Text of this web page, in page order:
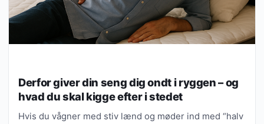
Derfor giver din seng dig ondt i ryggen – og
hvad du skal kigge efter i stedet
Hvis du vågner med stiv lænd og møder ind med “halv